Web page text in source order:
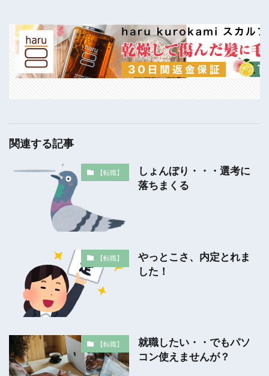
関連する記事
【転職】
しょんぼり・・・選考に
落ちまくる
【転職】
やっとこさ、内定とれま
した！
【転職】
就職したい・・でもパソ
コン使えませんが？